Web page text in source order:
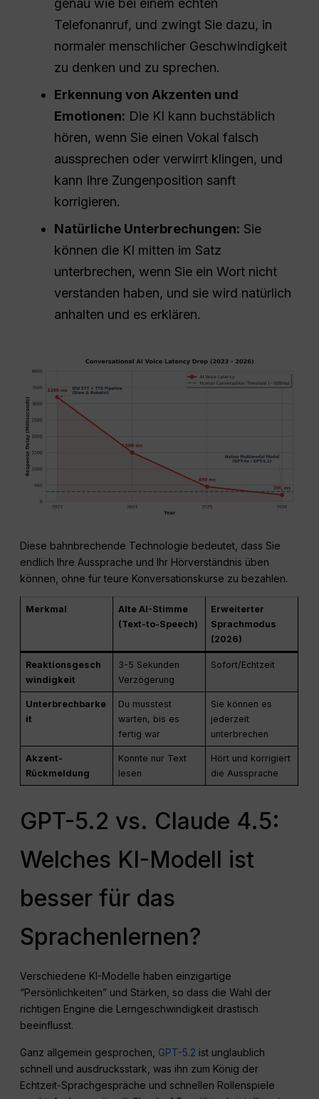
genau wie bei einem echten
Telefonanruf, und zwingt Sie dazu, in
normaler menschlicher Geschwindigkeit
zu denken und zu sprechen.
Erkennung von Akzenten und
Emotionen: Die KI kann buchstäblich
hören, wenn Sie einen Vokal falsch
aussprechen oder verwirrt klingen, und
kann Ihre Zungenposition sanft
korrigieren.
Natürliche Unterbrechungen: Sie
können die KI mitten im Satz
unterbrechen, wenn Sie ein Wort nicht
verstanden haben, und sie wird natürlich
anhalten und es erklären.
Diese bahnbrechende Technologie bedeutet, dass Sie
endlich Ihre Aussprache und Ihr Hörverständnis üben
können, ohne für teure Konversationskurse zu bezahlen.
Merkmal
Alte AI-Stimme
(Text-to-Speech)
Erweiterter
Sprachmodus
(2026)
Reaktionsgesch
windigkeit
3-5 Sekunden
Verzögerung
Sofort/Echtzeit
Unterbrechbarke
it
Du musstest
warten, bis es
fertig war
Sie können es
jederzeit
unterbrechen
Akzent-
Rückmeldung
Konnte nur Text
lesen
Hört und korrigiert
die Aussprache
GPT-5.2 vs. Claude 4.5:
Welches KI-Modell ist
besser für das
Sprachenlernen?
Verschiedene KI-Modelle haben einzigartige
“Persönlichkeiten” und Stärken, so dass die Wahl der
richtigen Engine die Lerngeschwindigkeit drastisch
beeinflusst.
Ganz allgemein gesprochen, GPT-5.2 ist unglaublich
schnell und ausdrucksstark, was ihn zum König der
Echtzeit-Sprachgespräche und schnellen Rollenspiele